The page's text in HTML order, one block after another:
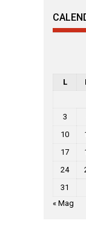
L
3
10
17
24
31
« Mag